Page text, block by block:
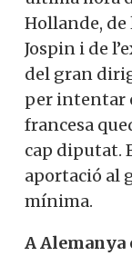
França i
dramàtic ,
intervenció a
François
Lionel
Aubry, filla
Jacques
històrica
millor dels